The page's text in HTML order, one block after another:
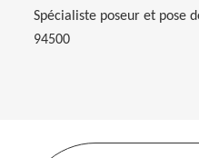
Spécialiste poseur et pose
94500